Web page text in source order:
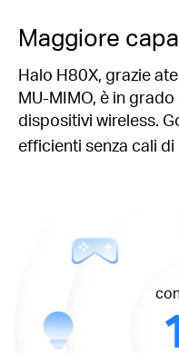
Maggiore
Halo H80X, grazie
MU-MIMO, è in
dispositivi wireless.
efficienti senza cali